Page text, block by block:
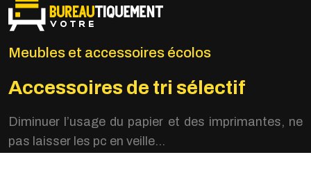
Meubles et accessoires écolos
Accessoires de tri sélectif
Diminuer l’usage du papier et des imprimantes, ne
pas laisser les pc en veille…